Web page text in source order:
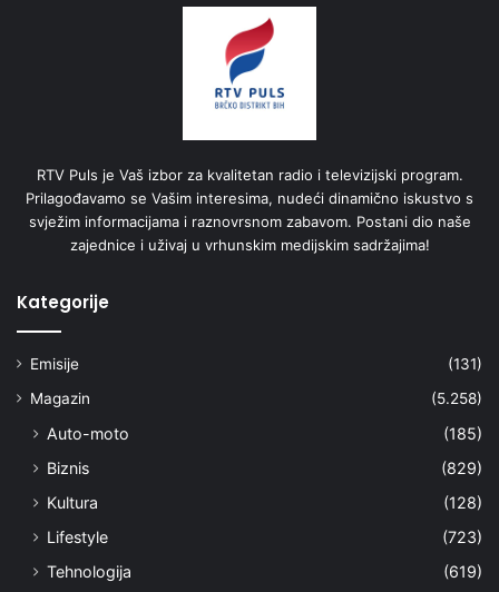
RTV Puls je Vaš izbor za kvalitetan radio i televizijski program.
Prilagođavamo se Vašim interesima, nudeći dinamično iskustvo s
svježim informacijama i raznovrsnom zabavom. Postani dio naše
zajednice i uživaj u vrhunskim medijskim sadržajima!
Kategorije
Emisije
(131)
Magazin
(5.258)
Auto-moto
(185)
Biznis
(829)
Kultura
(128)
Lifestyle
(723)
Tehnologija
(619)